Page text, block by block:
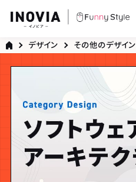
デザイン その他のデザイン